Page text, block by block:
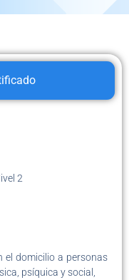
2
el domicilio a personas
psíquica y social,